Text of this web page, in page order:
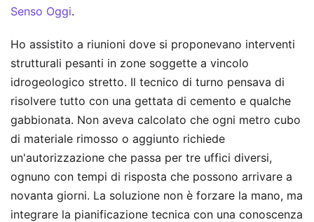
Senso Oggi.
Ho assistito a riunioni dove si proponevano interventi
strutturali pesanti in zone soggette a vincolo
idrogeologico stretto. Il tecnico di turno pensava di
risolvere tutto con una gettata di cemento e qualche
gabbionata. Non aveva calcolato che ogni metro cubo
di materiale rimosso o aggiunto richiede
un'autorizzazione che passa per tre uffici diversi,
ognuno con tempi di risposta che possono arrivare a
novanta giorni. La soluzione non è forzare la mano, ma
integrare la pianificazione tecnica con una conoscenza